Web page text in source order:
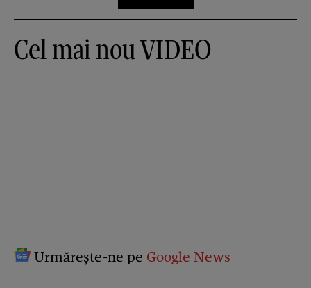
Cel mai nou VIDEO
Urmărește-ne pe Google News